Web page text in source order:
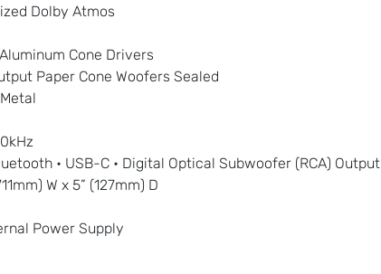
Dolby Atmos
Aluminum Cone Drivers
Paper Cone Woofers Sealed
• USB-C • Digital Optical Subwoofer (RCA) Output
W x 5” (127mm) D
Power Supply